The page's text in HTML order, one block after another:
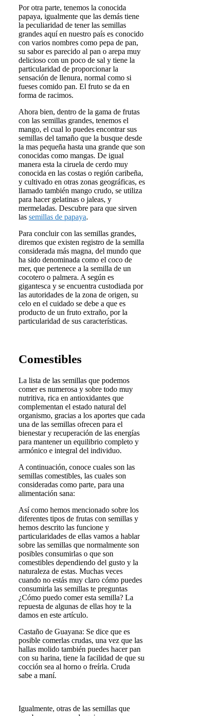
Por otra parte, tenemos la conocida
papaya, igualmente que las demás tiene
la peculiaridad de tener las semillas
grandes aquí en nuestro país es conocido
con varios nombres como pepa de pan,
su sabor es parecido al pan o arepa muy
delicioso con un poco de sal y tiene la
particularidad de proporcionar la
sensación de llenura, normal como si
fueses comido pan. El fruto se da en
forma de racimos.
Ahora bien, dentro de la gama de frutas
con las semillas grandes, tenemos el
mango, el cual lo puedes encontrar sus
semillas del tamaño que la busque desde
la mas pequeña hasta una grande que son
conocidas como mangas. De igual
manera esta la ciruela de cerdo muy
conocida en las costas o región caribeña,
y cultivado en otras zonas geográficas, es
llamado también mango crudo, se utiliza
para hacer gelatinas o jaleas, y
mermeladas. Descubre para que sirven
las semillas de papaya.
Para concluir con las semillas grandes,
diremos que existen registro de la semilla
considerada más magna, del mundo que
ha sido denominada como el coco de
mer, que pertenece a la semilla de un
cocotero o palmera. A según es
gigantesca y se encuentra custodiada por
las autoridades de la zona de origen, su
celo en el cuidado se debe a que es
producto de un fruto extraño, por la
particularidad de sus características.
Comestibles
La lista de las semillas que podemos
comer es numerosa y sobre todo muy
nutritiva, rica en antioxidantes que
complementan el estado natural del
organismo, gracias a los aportes que cada
una de las semillas ofrecen para el
bienestar y recuperación de las energías
para mantener un equilibrio completo y
armónico e integral del individuo.
A continuación, conoce cuales son las
semillas comestibles, las cuales son
consideradas como parte, para una
alimentación sana:
Así como hemos mencionado sobre los
diferentes tipos de frutas con semillas y
hemos descrito las funcione y
particularidades de ellas vamos a hablar
sobre las semillas que normalmente son
posibles consumirlas o que son
comestibles dependiendo del gusto y la
naturaleza de estas. Muchas veces
cuando no estás muy claro cómo puedes
consumirla las semillas te preguntas
¿Cómo puedo comer esta semilla? La
repuesta de algunas de ellas hoy te la
damos en este artículo.
Castaño de Guayana: Se dice que es
posible comerlas crudas, una vez que las
hallas molido también puedes hacer pan
con su harina, tiene la facilidad de que su
cocción sea al horno o freírla. Cruda
sabe a maní.
Igualmente, otras de las semillas que